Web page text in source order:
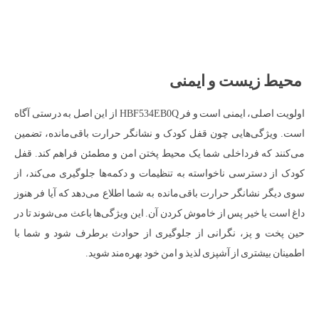
محیط زیست و ایمنی
اولویت اصلی، ایمنی است و فر HBF534EB0Q از این اصل به درستی آگاه
است. ویژگی‌هایی چون قفل کودک و نشانگر حرارت باقی‌مانده، تضمین
می‌کنند که فرداخلی شما یک محیط پختن امن و مطمئن فراهم کند. قفل
کودک از دسترسی ناخواسته به تنظیمات و دکمه‌ها جلوگیری می‌کند، از
سوی دیگر نشانگر حرارت باقی‌مانده به شما اطلاع می‌دهد که آیا فر هنوز
داغ است یا خیر پس از خاموش کردن آن. این ویژگی‌ها باعث می‌شوند تا در
حین پخت و پز، نگرانی از جلوگیری از حوادث برطرف شود و شما با
اطمینان بیشتری از آشپزی لذیذ و امن خود بهره‌مند شوید.